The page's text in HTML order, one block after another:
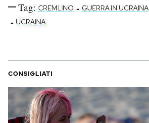
Tag: CREMLINO - GUERRA IN UCRAINA
- UCRAINA
CONSIGLIATI